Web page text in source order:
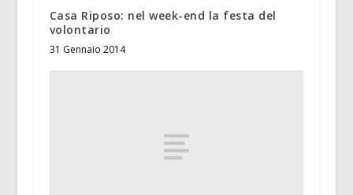
Casa Riposo: nel week-end la festa del
volontario
31 Gennaio 2014